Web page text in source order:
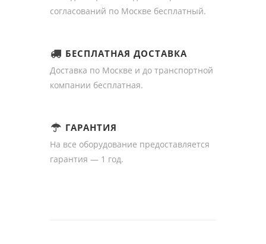
согласований по Москве бесплатный.
БЕСПЛАТНАЯ ДОСТАВКА
Доставка по Москве и до транспортной
компании бесплатная.
ГАРАНТИЯ
На все оборудование предоставляется
гарантия — 1 год.